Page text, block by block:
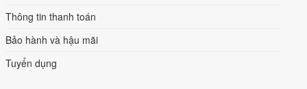
Thông tin thanh toán
Bảo hành và hậu mãi
Tuyển dụng